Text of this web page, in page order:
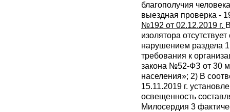
благополучия
выездная проверка -
№192 от 02.12.2019 г.
изолятора
нарушением раздела
требования к
закона №52-ФЗ от 30
населения»; 2) В
15.11.2019 г.
освещенность
Милосердия 3